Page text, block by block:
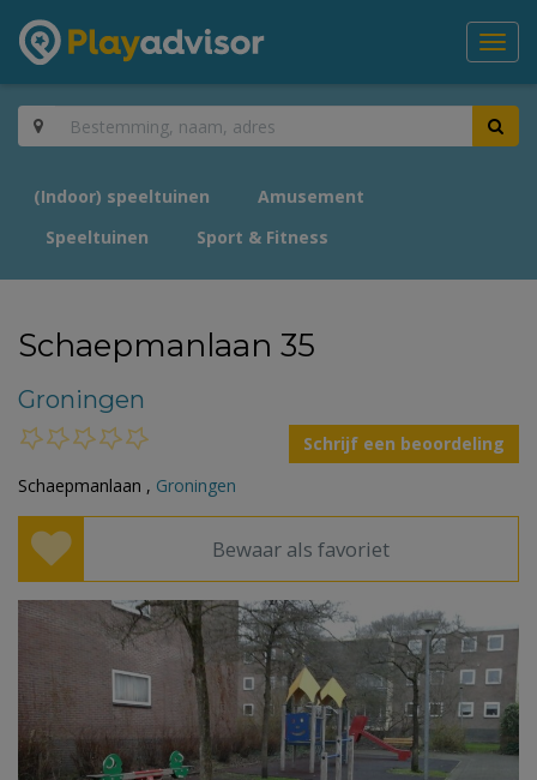
(Indoor) speeltuinen
Amusement
Speeltuinen
Sport & Fitness
Schaepmanlaan 35
Groningen
Schrijf een beoordeling
Schaepmanlaan , Groningen
Bewaar als favoriet